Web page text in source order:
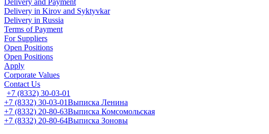
Delivery and Payment
Delivery in Kirov and Syktyvkar
Delivery in Russia
Terms of Payment
For Suppliers
Open Positions
Open Positions
Apply
Corporate Values
Contact Us
+7 (8332) 30-03-01
+7 (8332) 30-03-01Выписка Ленина
+7 (8332) 20-80-63Выписка Комсомольская
+7 (8332) 20-80-64Выписка Зоновы